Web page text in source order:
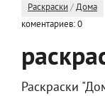
Раскраски /Дома
коментариев: 0
Раскраски